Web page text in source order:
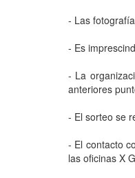
- Las
- Es
- La
anteriores
- El sorteo se
- El contacto
las oficinas X